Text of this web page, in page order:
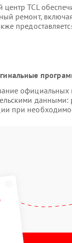
центр TCL
ремонт,
официальных
при